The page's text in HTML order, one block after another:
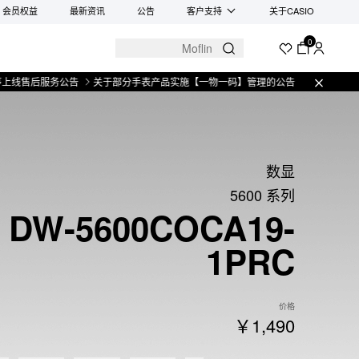
会员权益 最新资讯 公告 客户支持 关于CASIO
0
服务公告 关于部分手表产品实施【一物一码】管理的公告 微信小程序上线售
数显
5600 系列
DW-5600COCA19-
1PRC
价格
￥1,490